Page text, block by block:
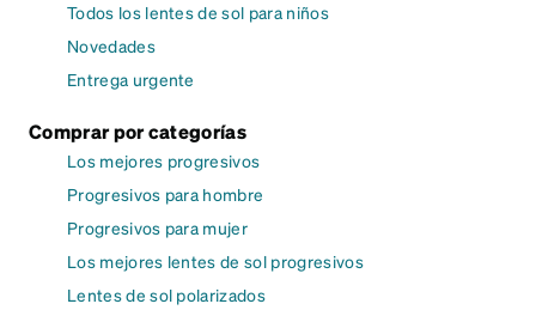
Todos los lentes de sol para niños
Novedades
Entrega urgente
Comprar por categorías
Los mejores progresivos
Progresivos para hombre
Progresivos para mujer
Los mejores lentes de sol progresivos
Lentes de sol polarizados